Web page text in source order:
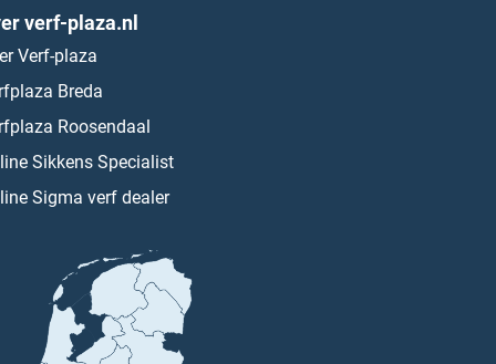
verf-plaza.nl
Verf-plaza
Breda
Roosendaal
Sikkens Specialist
Sigma verf dealer